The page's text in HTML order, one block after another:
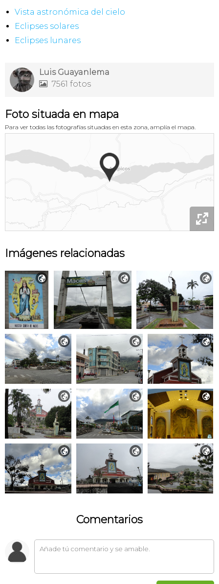
Vista astronómica del cielo
Eclipses solares
Eclipses lunares
Luis Guayanlema
 7561 fotos
Foto situada en mapa
Para ver todas las fotografías situadas en esta zona, amplía el mapa.

Imágenes relacionadas
  
  
  
  
Comentarios